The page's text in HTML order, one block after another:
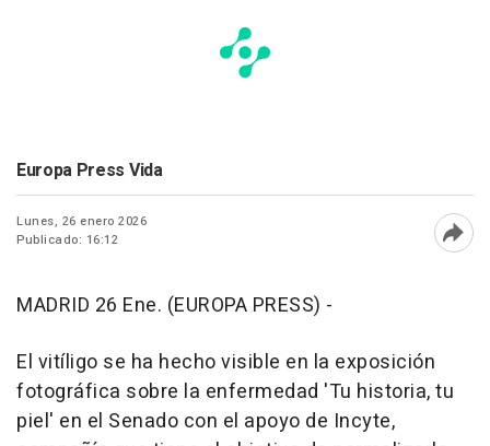
Europa Press Vida
Lunes, 26 enero 2026
Publicado: 16:12
MADRID 26 Ene. (EUROPA PRESS) -
El vitíligo se ha hecho visible en la exposición
fotográfica sobre la enfermedad 'Tu historia, tu
piel' en el Senado con el apoyo de Incyte,